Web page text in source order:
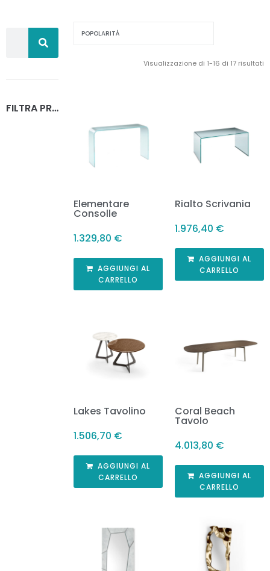
FILTRA PRODOTTI
Visualizzazione di 1-16 di 17 risultati
Elementare
Consolle
1.329,80 €
AGGIUNGI AL
CARRELLO
Rialto Scrivania
1.976,40 €
AGGIUNGI AL
CARRELLO
Lakes Tavolino
1.506,70 €
AGGIUNGI AL
CARRELLO
Coral Beach
Tavolo
4.013,80 €
AGGIUNGI AL
CARRELLO